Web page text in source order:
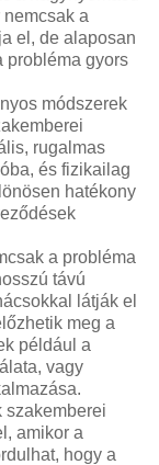
a
el, de alaposan
probléma gyors
módszerek
rugalmas
és fizikailag
hatékony
a probléma
távú
látják el
meg a
például a
vagy
szakemberei
amikor a
hogy a